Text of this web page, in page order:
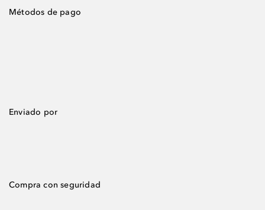
Métodos de pago
Enviado por
Compra con seguridad